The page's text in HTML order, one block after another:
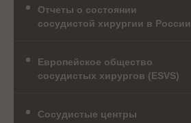
Отчеты о состоянии
сосудистой хирургии в России
Европейское общество
сосудистых хирургов (ESVS)
Сосудистые центры